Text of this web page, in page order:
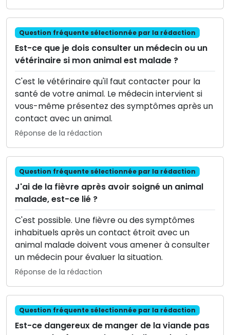
Question fréquente sélectionnée par la rédaction
Est-ce que je dois consulter un médecin ou un
vétérinaire si mon animal est malade ?
C'est le vétérinaire qu'il faut contacter pour la
santé de votre animal. Le médecin intervient si
vous-même présentez des symptômes après un
contact avec un animal.
Réponse de la rédaction
Question fréquente sélectionnée par la rédaction
J'ai de la fièvre après avoir soigné un animal
malade, est-ce lié ?
C'est possible. Une fièvre ou des symptômes
inhabituels après un contact étroit avec un
animal malade doivent vous amener à consulter
un médecin pour évaluer la situation.
Réponse de la rédaction
Question fréquente sélectionnée par la rédaction
Est-ce dangereux de manger de la viande pas